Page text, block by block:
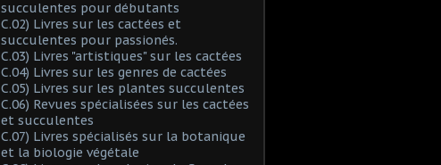
succulentes pour débutants
C.02) Livres sur les cactées et
succulentes pour passionés.
C.03) Livres "artistiques" sur les cactées
C.04) Livres sur les genres de cactées
C.05) Livres sur les plantes succulentes
C.06) Revues spécialisées sur les cactées
et succulentes
C.07) Livres spécialisés sur la botanique
et la biologie végétale